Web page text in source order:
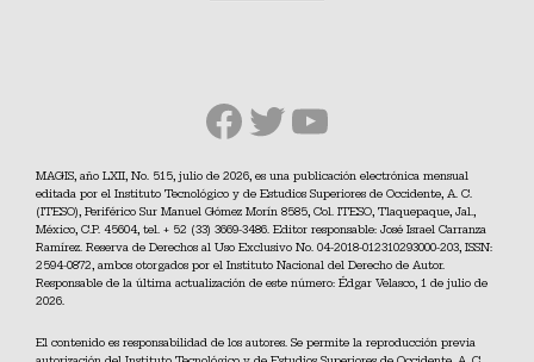
Facebook
Twitter
YouTube
MAGIS, año LXII, No. 515, julio de 2026, es una publicación electrónica mensual
editada por el Instituto Tecnológico y de Estudios Superiores de Occidente, A. C.
(ITESO), Periférico Sur Manuel Gómez Morín 8585, Col. ITESO, Tlaquepaque, Jal.,
México, C.P. 45604, tel. + 52 (33) 3669-3486. Editor responsable: José Israel Carranza
Ramírez. Reserva de Derechos al Uso Exclusivo No. 04-2018-012310293000-203, ISSN:
2594-0872, ambos otorgados por el Instituto Nacional del Derecho de Autor.
Responsable de la última actualización de este número: Édgar Velasco, 1 de julio de
2026.
El contenido es responsabilidad de los autores. Se permite la reproducción previa